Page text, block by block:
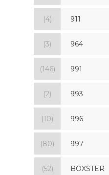
(4) 911
(3) 964
(146) 991
(2) 993
(10) 996
(80) 997
(52) BOXSTER